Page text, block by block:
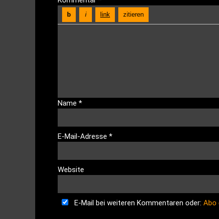
Name *
E-Mail-Adresse *
Website
E-Mail bei weiteren Kommentaren oder: Abo